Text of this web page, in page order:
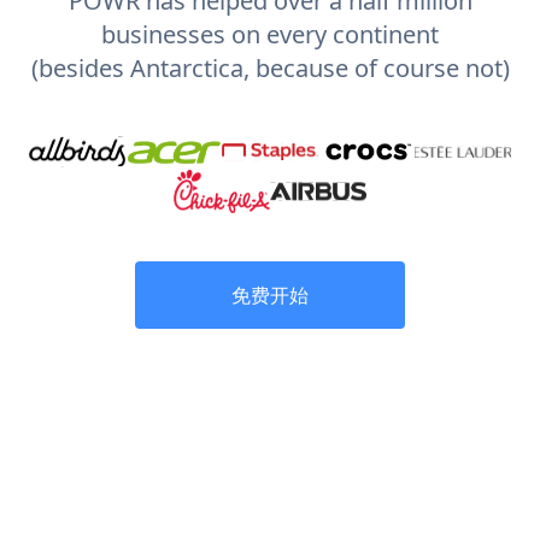
businesses on every continent
(besides Antarctica, because of course not)
免费开始